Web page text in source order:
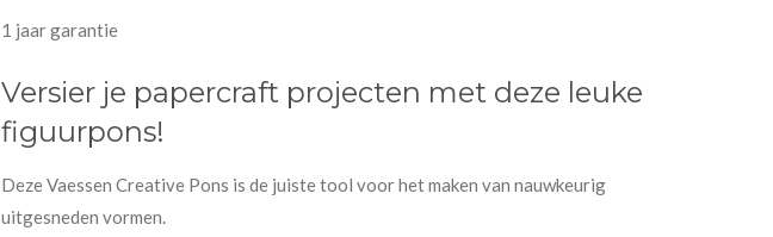
1 jaar garantie
Versier je papercraft projecten met deze leuke
figuurpons!
Deze Vaessen Creative Pons is de juiste tool voor het maken van nauwkeurig
uitgesneden vormen.